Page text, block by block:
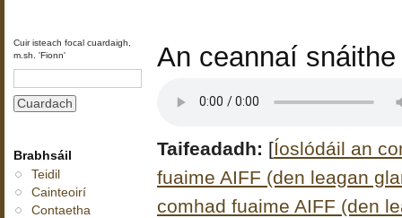
Cuir isteach focal cuardaigh,
m.sh. 'Fionn'
Brabhsáil
Teidil
Cainteoirí
Contaetha
An ceannaí
Taifeadadh: [Íoslódáil an
fuaime AIFF (den leagan
comhad fuaime AIFF (den